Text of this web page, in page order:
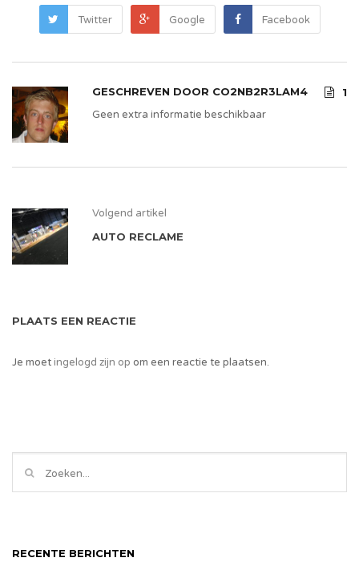
Twitter Google Facebook
GESCHREVEN DOOR CO2NB2R3LAM4
1
Geen extra informatie beschikbaar
Volgend artikel
AUTO RECLAME
PLAATS EEN REACTIE
Je moetingelogd zijn op om een reactie te plaatsen.
RECENTE BERICHTEN